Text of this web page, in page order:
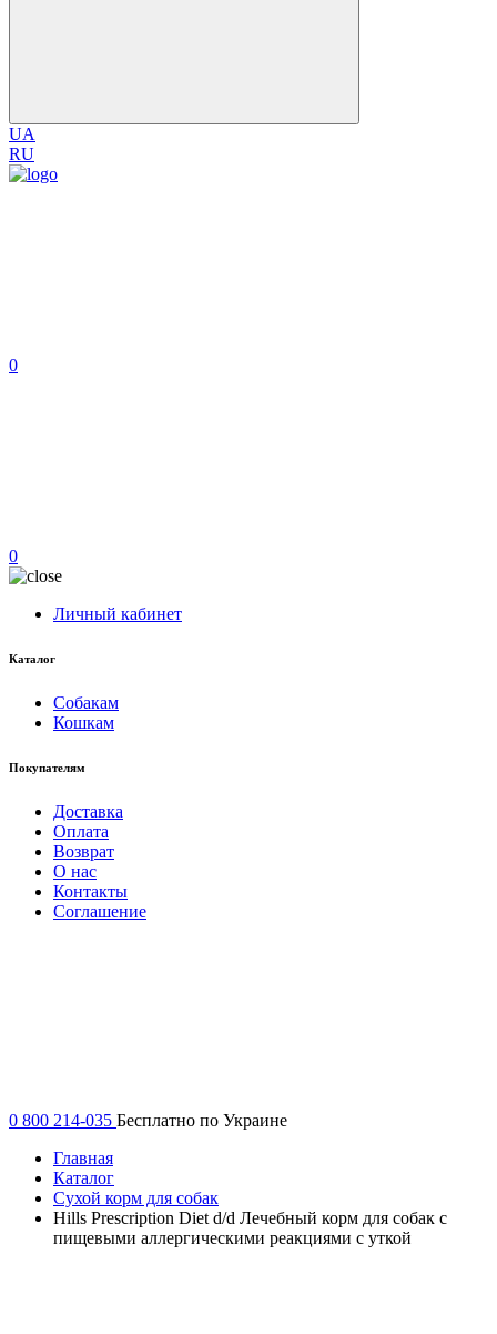
UA
RU
0
0
Личный кабинет
Каталог
Собакам
Кошкам
Покупателям
Доставка
Оплата
Возврат
О нас
Контакты
Соглашение
0 800 214-035 Бесплатно по Украине
Главная
Каталог
Сухой корм для собак
Hills Prescription Diet d/d Лечебный корм для собак с
пищевыми аллергическими реакциями с уткой